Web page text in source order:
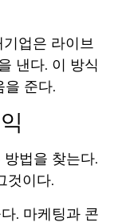
업은 라이브
낸다. 이 방식
을 준다.
법을 찾는다.
것이다.
. 마케팅과 콘